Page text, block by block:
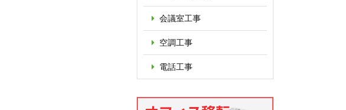
会議室工事
空調工事
電話工事